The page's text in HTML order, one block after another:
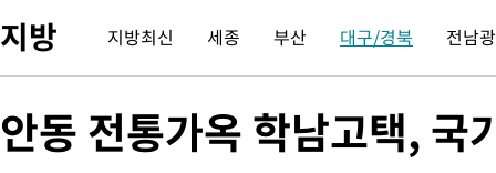
-20854초 전 >
낮 최고 35도 '무더위'…동해안 시간당 30㎜ '강한 비'[내일날
-20124초 전 >[속보]이강인 "감독님이 원하는 마음 느꼈고, 많은 트로피 원해
-18875초 전 >온열질환 사망자 3명 늘어…누적 환자 3000명 돌파
지방 지방최신 세종 부산 대구/경북 전남
안동 전통가옥 학남고택, 국